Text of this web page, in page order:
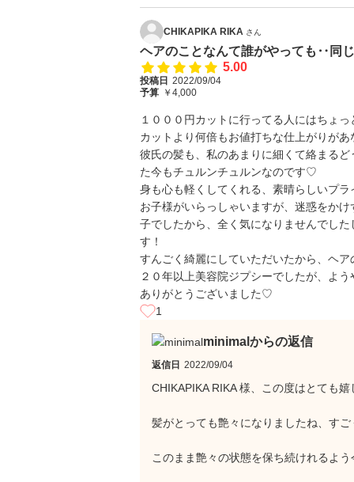
CHIKAPIKA RIKA さん
ヘアのことなんて誰がやっても‥同
5.00
投稿日 2022/09/04
予算 ￥4,000
１０００円カットに行ってる人にはちょ
カットより何倍もお値打ちな仕上がりが
彼氏の髪も、私のあまりに細くて絡まる
た今もチュルンチュルンなのです♡
身も心も軽くしてくれる、素晴らしいプ
お子様がいらっしゃいますが、迷惑をか
子でしたから、全く気になりませんでし
す！
すんごく綺麗にしていただいたから、ヘ
２０年以上美容院ジプシーでしたが、よ
ありがとうございました♡
1
minimalからの返信
返信日 2022/09/04
CHIKAPIKA RIKA 様、この度はとても
髪がとっても艶々になりましたね、す
このまま艶々の状態を保ち続けれるよ